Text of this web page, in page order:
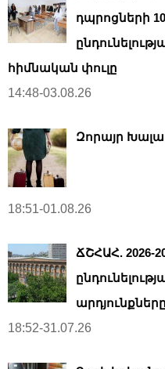
դպրոցների
հիմնական փուլը
14:48-03.08.26
Զորայր
18:51-01.08.26
ՃՇՀԱՀ. 2026-
արդյունքները
18:52-31.07.26